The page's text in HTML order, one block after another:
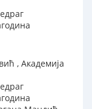
, Академија